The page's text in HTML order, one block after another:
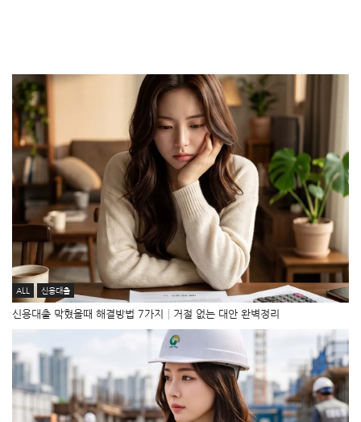
ALL 신용대출
신용대출 막혔을때 해결방법 7가지│거절 없는 대안 완벽정리